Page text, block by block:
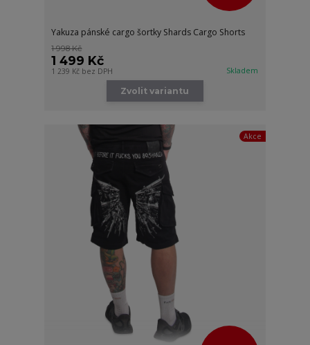
Yakuza pánské cargo šortky Shards Cargo Shorts
1 998 Kč
1 499 Kč
1 239 Kč bez DPH Skladem
Zvolit variantu
Akce